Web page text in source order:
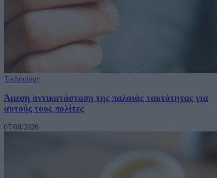
Technology
Άμεση αντικατάσταση της παλαιάς ταυτότητας για
αυτούς τους πολίτες
07/08/2026